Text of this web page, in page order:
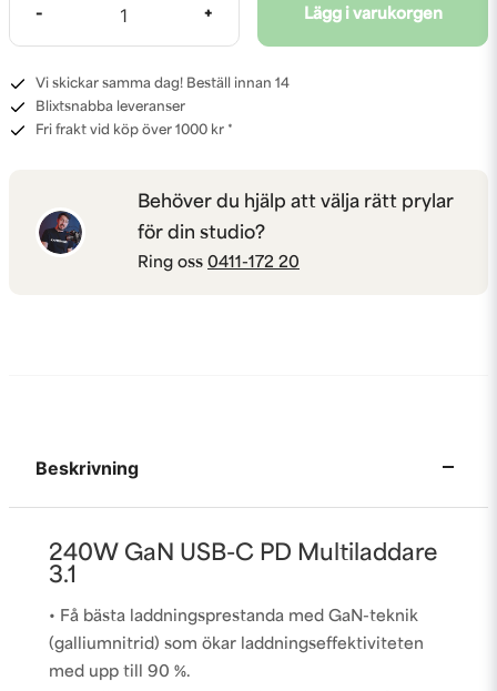
- + Lägg i varukorgen
Vi skickar samma dag! Beställ innan 14
Blixtsnabba leveranser
Fri frakt vid köp över 1000 kr *
Behöver du hjälp att välja rätt prylar
för din studio?
Ring oss 0411-172 20
Beskrivning
240W GaN USB-C PD Multiladdare
3.1
• Få bästa laddningsprestanda med GaN-teknik
(galliumnitrid) som ökar laddningseffektiviteten
med upp till 90 %.